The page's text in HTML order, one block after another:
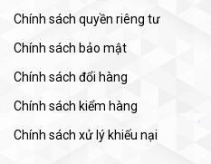
Chính sách quyền riêng tư
Chính sách bảo mật
Chính sách đổi hàng
Chính sách kiểm hàng
Chính sách xử lý khiếu nại